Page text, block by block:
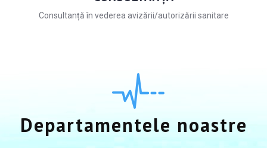
Consultanță în vederea avizării/autorizării sanitare
Departamentele noastre